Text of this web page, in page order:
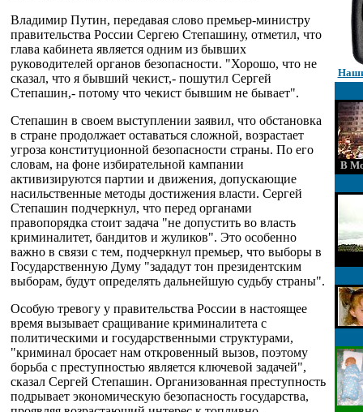
Владимир Путин, передавая слово премьер-министру
правительства России Сергею Степашину, отметил, что
глава кабинета является одним из бывших
руководителей органов безопасности. "Хорошо, что не
сказал, что я бывший чекист,- пошутил Сергей
Степашин,- потому что чекист бывшим не бывает".
Степашин в своем выступлении заявил, что обстановка
в стране продолжает оставаться сложной, возрастает
угроза конституционной безопасности страны. По его
словам, на фоне избирательной кампании
активизируются партии и движения, допускающие
насильственные методы достижения власти. Сергей
Степашин подчеркнул, что перед органами
правопорядка стоит задача "не допустить во власть
криминалитет, бандитов и жуликов". Это особенно
важно в связи с тем, подчеркнул премьер, что выборы в
Государственную Думу "зададут тон президентским
выборам, будут определять дальнейшую судьбу страны".
Особую тревогу у правительства России в настоящее
время вызывает сращивание криминалитета с
политическими и государственными структурами,
"криминал бросает нам откровенный вызов, поэтому
борьба с преступностью является ключевой задачей",
сказал Сергей Степашин. Организованная преступность
подрывает экономическую безопасность государства,
В